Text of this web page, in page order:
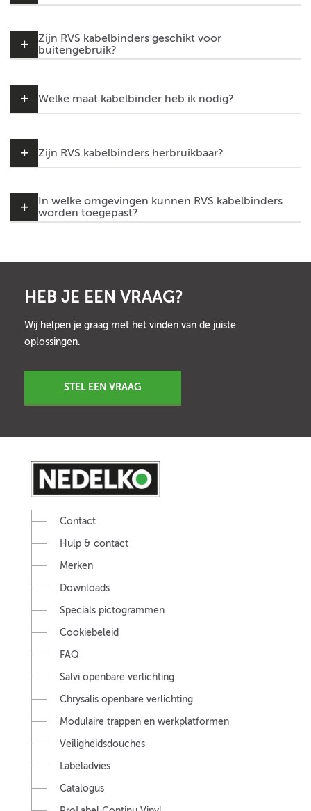
Zijn RVS kabelbinders geschikt voor
buitengebruik?
Welke maat kabelbinder heb ik nodig?
Zijn RVS kabelbinders herbruikbaar?
In welke omgevingen kunnen RVS kabelbinders
worden toegepast?
HEB JE EEN VRAAG?
Wij helpen je graag met het vinden van de juiste
oplossingen.
STEL EEN VRAAG
Contact
Hulp & contact
Merken
Downloads
Specials pictogrammen
Cookiebeleid
FAQ
Salvi openbare verlichting
Chrysalis openbare verlichting
Modulaire trappen en werkplatformen
Veiligheidsdouches
Labeladvies
Catalogus